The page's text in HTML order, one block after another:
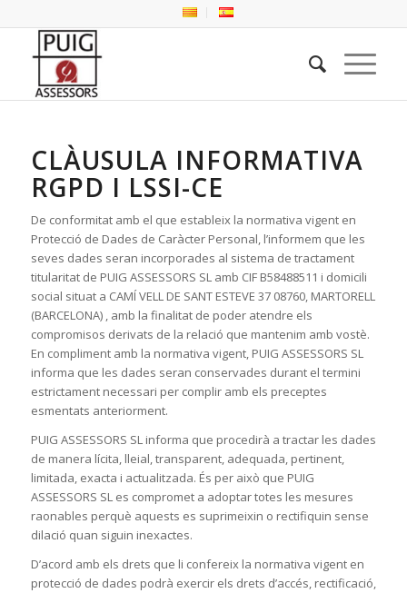
CLÀUSULA INFORMATIVA
RGPD I LSSI-CE
De conformitat amb el que estableix la normativa vigent en
Protecció de Dades de Caràcter Personal, l’informem que les
seves dades seran incorporades al sistema de tractament
titularitat de PUIG ASSESSORS SL amb CIF B58488511 i domicili
social situat a CAMÍ VELL DE SANT ESTEVE 37 08760, MARTORELL
(BARCELONA) , amb la finalitat de poder atendre els
compromisos derivats de la relació que mantenim amb vostè.
En compliment amb la normativa vigent, PUIG ASSESSORS SL
informa que les dades seran conservades durant el termini
estrictament necessari per complir amb els preceptes
esmentats anteriorment.
PUIG ASSESSORS SL informa que procedirà a tractar les dades
de manera lícita, lleial, transparent, adequada, pertinent,
limitada, exacta i actualitzada. És per això que PUIG
ASSESSORS SL es compromet a adoptar totes les mesures
raonables perquè aquests es suprimeixin o rectifiquin sense
dilació quan siguin inexactes.
D’acord amb els drets que li confereix la normativa vigent en
protecció de dades podrà exercir els drets d’accés, rectificació,